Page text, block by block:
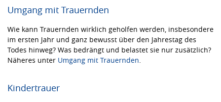
Umgang mit Trauernden
Wie kann Trauernden wirklich geholfen werden, insbesondere
im ersten Jahr und ganz bewusst über den Jahrestag des
Todes hinweg? Was bedrängt und belastet sie nur zusätzlich?
Näheres unter Umgang mit Trauernden.
Kindertrauer